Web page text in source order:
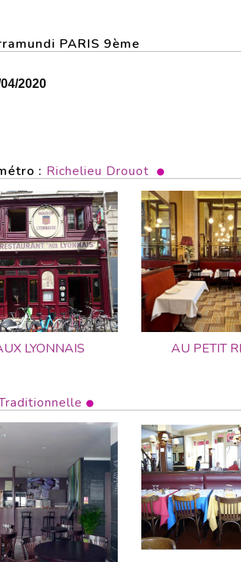
PARIS 9ème
2020
: Richelieu Drouot
LYONNAIS AU PETIT